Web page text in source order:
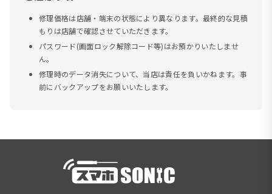
修理価格は店舗・端末の状態により異なります。最終的な見積
もりは店舗で確認させていただきます。
パスワード(画面ロック解除コード等)はお預かりいたしませ
ん。
修理時のデータ消失について、当店は責任を負いかねます。事
前にバックアップをお願いいたします。